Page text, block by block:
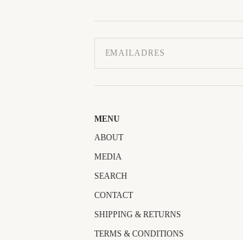
MENU
ABOUT
MEDIA
SEARCH
CONTACT
SHIPPING & RETURNS
TERMS & CONDITIONS